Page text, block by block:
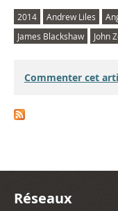
2014 Andrew Liles
James Blackshaw
John
Commenter cet
Réseaux